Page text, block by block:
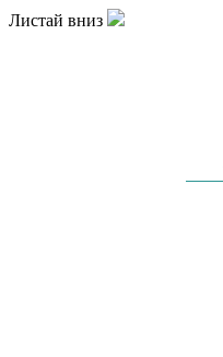
Листай вниз